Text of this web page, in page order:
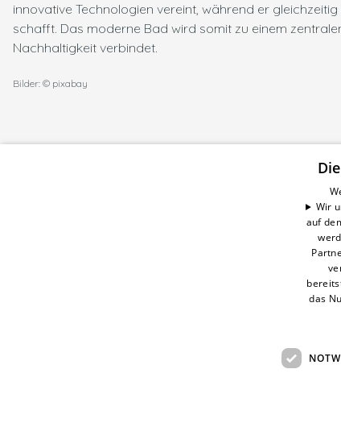
innovative Technologien vereint, während er
schafft. Das moderne Bad wird somit zu einem
Nachhaltigkeit verbindet.
Bilder: © pixabay
Wir
auf
das